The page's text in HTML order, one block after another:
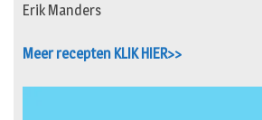
Erik Manders
Meer recepten KLIK HIER>>